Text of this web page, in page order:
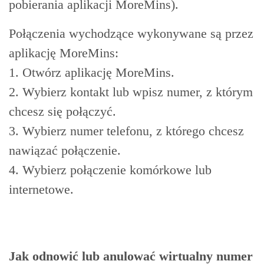
pobierania aplikacji MoreMins).
Połączenia wychodzące wykonywane są przez
aplikację MoreMins:
1. Otwórz aplikację MoreMins.
2. Wybierz kontakt lub wpisz numer, z którym
chcesz się połączyć.
3. Wybierz numer telefonu, z którego chcesz
nawiązać połączenie.
4. Wybierz połączenie komórkowe lub
internetowe.
Jak odnowić lub anulować wirtualny numer